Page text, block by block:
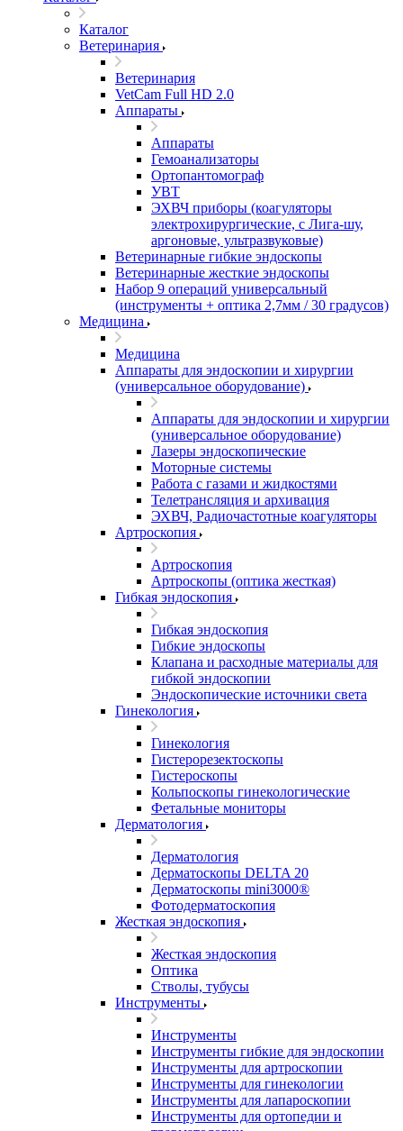
Каталог
Ветеринария
Ветеринария
VetCam Full HD 2.0
Аппараты
Аппараты
Гемоанализаторы
Ортопантомограф
УВТ
ЭХВЧ приборы (коагуляторы
электрохирургические, с Лига-шу,
аргоновые, ультразвуковые)
Ветеринарные гибкие эндоскопы
Ветеринарные жесткие эндоскопы
Набор 9 операций универсальный
(инструменты + оптика 2,7мм / 30 градусов)
Медицина
Медицина
Аппараты для эндоскопии и хирургии
(универсальное оборудование)
Аппараты для эндоскопии и хирургии
(универсальное оборудование)
Лазеры эндоскопические
Моторные системы
Работа с газами и жидкостями
Телетрансляция и архивация
ЭХВЧ, Радиочастотные коагуляторы
Артроскопия
Артроскопия
Артроскопы (оптика жесткая)
Гибкая эндоскопия
Гибкая эндоскопия
Гибкие эндоскопы
Клапана и расходные материалы для
гибкой эндоскопии
Эндоскопические источники света
Гинекология
Гинекология
Гистерорезектоскопы
Гистероскопы
Кольпоскопы гинекологические
Фетальные мониторы
Дерматология
Дерматология
Дерматоскопы DELTA 20
Дерматоскопы mini3000®
Фотодерматоскопия
Жесткая эндоскопия
Жесткая эндоскопия
Оптика
Стволы, тубусы
Инструменты
Инструменты
Инструменты гибкие для эндоскопии
Инструменты для артроскопии
Инструменты для гинекологии
Инструменты для лапароскопии
Инструменты для ортопедии и